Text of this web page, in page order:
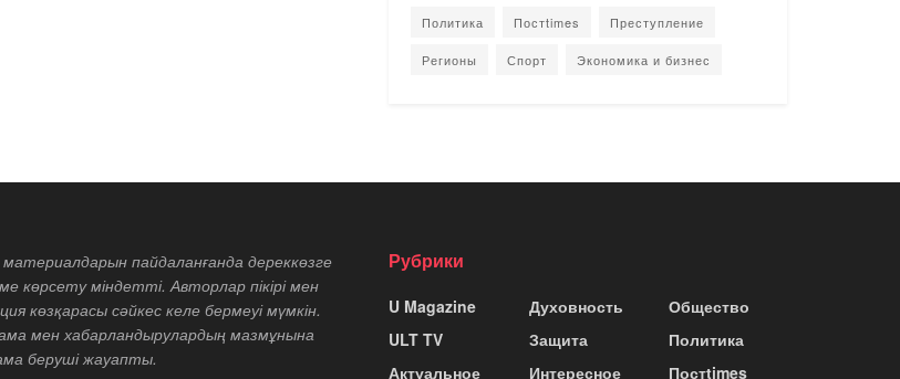
Политика Постtimes Преступление
Регионы Спорт Экономика и бизнес
пайдаланғанда дереккөзге
көрсету міндетті. Авторлар пікірі мен
көзқарасы сәйкес келе бермеуі мүмкін.
мен хабарландырулардың мазмұнына
беруші жауапты.
Рубрики
U Magazine
ULT TV
Актуальное
Духовность
Защита
Интересное
Общество
Политика
Постtimes